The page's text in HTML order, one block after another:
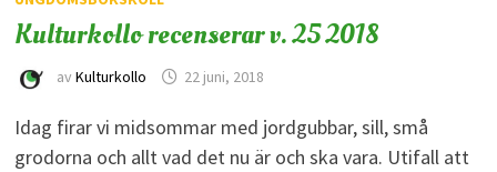
Kulturkollo recenserar v. 25 2018
av Kulturkollo 22 juni, 2018
Idag firar vi midsommar med jordgubbar, sill, små
grodorna och allt vad det nu är och ska vara. Utifall att